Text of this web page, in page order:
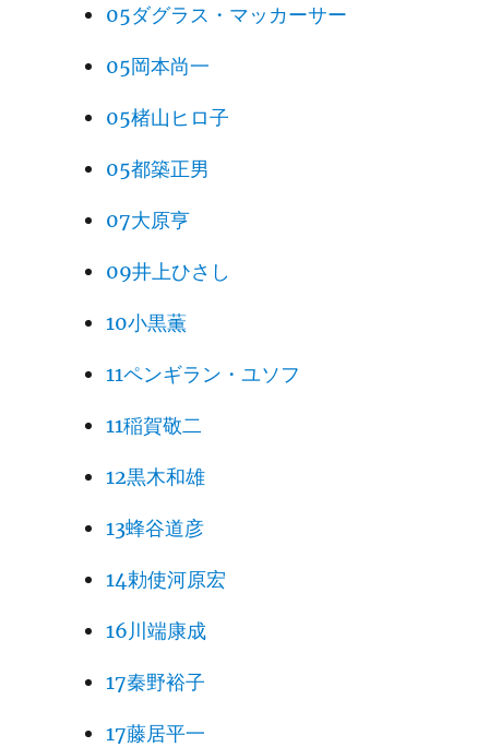
05ダグラス・マッカーサー
05岡本尚一
05楮山ヒロ子
05都築正男
07大原亨
09井上ひさし
10小黒薫
11ペンギラン・ユソフ
11稲賀敬二
12黒木和雄
13蜂谷道彦
14勅使河原宏
16川端康成
17秦野裕子
17藤居平一